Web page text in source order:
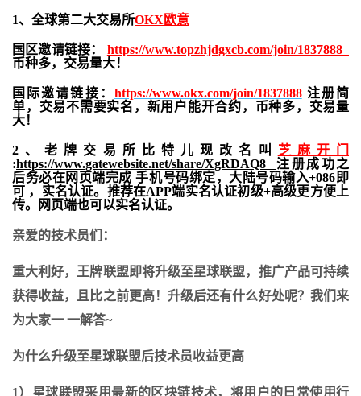
1、全球第二大交易所OKX欧意
国区邀请链接： https://www.topzhjdgxcb.com/join/1837888
币种多，交易量大！
国际邀请链接： https://www.okx.com/join/1837888注册简
单，交易不需要实名，新用户能开合约， 币种多，交易量
大！
2、老牌交易所比特儿现改名叫 芝麻开门
:https://www.gatewebsite.net/share/XgRDAQ8 注册成功之
后务必在网页端完成 手机号码绑定，大陆号码输入+086即
可 ，实名认证。推荐在APP端实名认证初级+高级更方便上
传。网页端也可以实名认证。
亲爱的技术员们：
重大利好，王牌联盟即将升级至星球联盟，推广产品可持续
获得收益，且比之前更高！ 升级后还有什么好处呢？我们来
为大家一 一解答~
为什么升级至星球联盟后技术员收益更高
1）星球联盟采用最新的区块链技术，将用户的日常使用行